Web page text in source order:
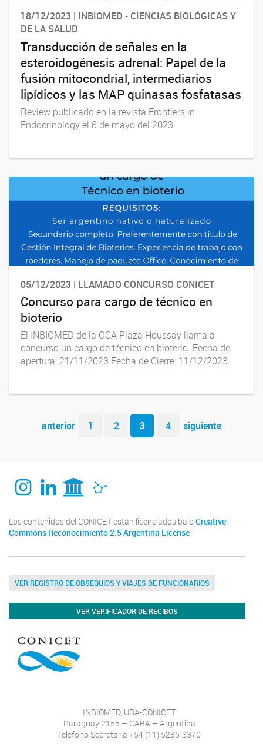
18/12/2023 | INBIOMED - CIENCIAS BIOLÓGICAS Y
DE LA SALUD
Transducción de señales en la
esteroidogénesis adrenal: Papel de la
fusión mitocondrial, intermediarios
lipídicos y las MAP quinasas fosfatasas
Review publicado en la revista Frontiers in
Endocrinology el 8 de mayo del 2023
05/12/2023 | LLAMADO CONCURSO CONICET
Concurso para cargo de técnico en
bioterio
El INBIOMED de la OCA Plaza Houssay llama a
concurso un cargo de técnico en bioterio. Fecha de
apertura: 21/11/2023 Fecha de Cierre: 11/12/2023.
Navegador de artículos
anterior 1 2 3 4 siguiente
Instagram
Linkedin
UBACONICET
Los contenidos del CONICET están licenciados bajo Creative
Commons Reconocimiento 2.5 Argentina License
VER REGISTRO DE OBSEQUIOS Y VIAJES DE FUNCIONARIOS
VER VERIFICADOR DE RECIBOS
INBIOMED, UBA-CONICET
Paraguay 2155 – CABA – Argentina
Teléfono Secretaría +54 (11) 5285-3370